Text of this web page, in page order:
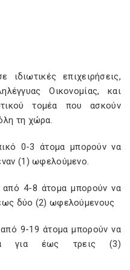
ιδιωτικές επιχειρήσεις,
Οικονομίας, και
τομέα που ασκούν
τη χώρα.
0-3 άτομα μπορούν να
(1) ωφελούμενο.
από 4-8 άτομα μπορούν να
δύο (2) ωφελούμενους
9-19 άτομα μπορούν να
για έως τρεις (3)